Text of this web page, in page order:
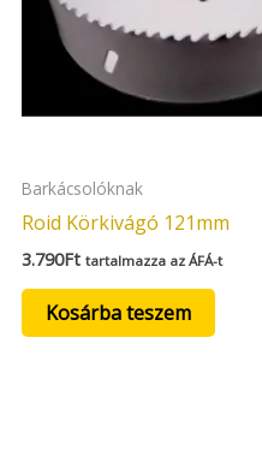
Barkácsolóknak
Roid Körkivágó 121mm
3.790Ft tartalmazza az ÁFÁ-t
Kosárba teszem